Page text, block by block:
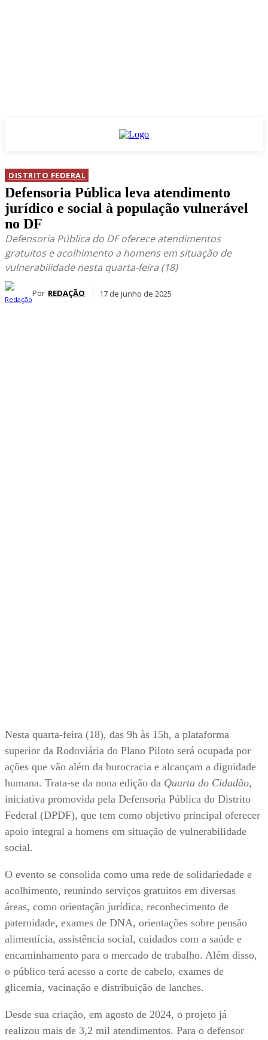
DISTRITO FEDERAL
Defensoria Pública leva atendimento
jurídico e social à população vulnerável
no DF
Defensoria Pública do DF oferece atendimentos
gratuitos e acolhimento a homens em situação de
vulnerabilidade nesta quarta-feira (18)
Por REDAÇÃO 17 de junho de 2025
Nesta quarta-feira (18), das 9h às 15h, a plataforma
superior da Rodoviária do Plano Piloto será ocupada por
ações que vão além da burocracia e alcançam a dignidade
humana. Trata-se da nona edição da Quarta do Cidadão,
iniciativa promovida pela Defensoria Pública do Distrito
Federal (DPDF), que tem como objetivo principal oferecer
apoio integral a homens em situação de vulnerabilidade
social.
O evento se consolida como uma rede de solidariedade e
acolhimento, reunindo serviços gratuitos em diversas
áreas, como orientação jurídica, reconhecimento de
paternidade, exames de DNA, orientações sobre pensão
alimentícia, assistência social, cuidados com a saúde e
encaminhamento para o mercado de trabalho. Além disso,
o público terá acesso a corte de cabelo, exames de
glicemia, vacinação e distribuição de lanches.
Desde sua criação, em agosto de 2024, o projeto já
realizou mais de 3,2 mil atendimentos. Para o defensor